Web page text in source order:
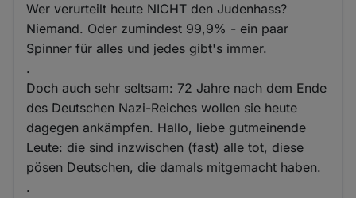
Wer verurteilt heute NICHT den Judenhass?
Niemand. Oder zumindest 99,9% - ein paar
Spinner für alles und jedes gibt's immer.
.
Doch auch sehr seltsam: 72 Jahre nach dem Ende
des Deutschen Nazi-Reiches wollen sie heute
dagegen ankämpfen. Hallo, liebe gutmeinende
Leute: die sind inzwischen (fast) alle tot, diese
pösen Deutschen, die damals mitgemacht haben.
.